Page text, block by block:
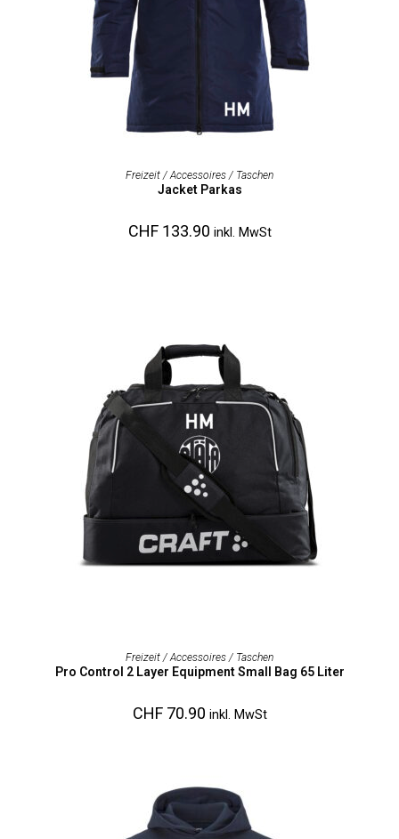
AUSFÜHRUNG WÄHLEN
Freizeit / Accessoires / Taschen
Jacket Parkas
CHF133.90 inkl. MwSt
AUSFÜHRUNG WÄHLEN
Freizeit / Accessoires / Taschen
Pro Control 2 Layer Equipment Small Bag 65 Liter
CHF70.90 inkl. MwSt